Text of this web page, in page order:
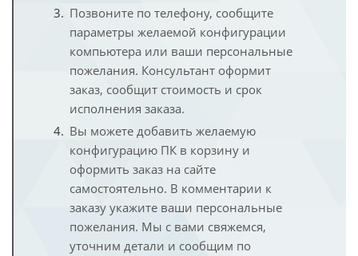
Позвоните по телефону, сообщите
параметры желаемой конфигурации
компьютера или ваши персональные
пожелания. Консультант оформит
заказ, сообщит стоимость и срок
исполнения заказа.
Вы можете добавить желаемую
конфигурацию ПК в корзину и
оформить заказ на сайте
самостоятельно. В комментарии к
заказу укажите ваши персональные
пожелания. Мы с вами свяжемся,
уточним детали и сообщим по